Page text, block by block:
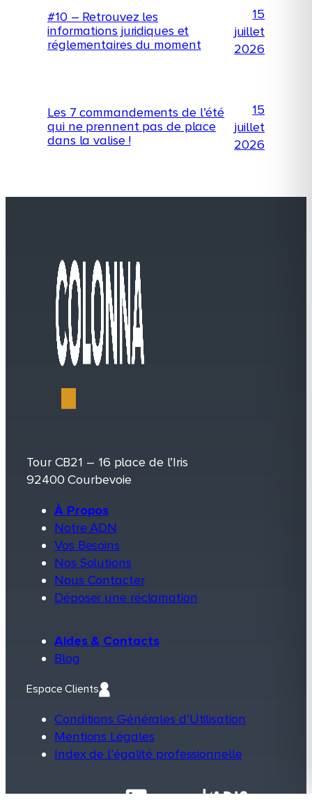
#10 – Retrouvez les
informations juridiques et
réglementaires du moment
15
juillet
2026
Les 7 commandements de l’été
qui ne prennent pas de place
dans la valise !
15
juillet
2026
Tour CB21 – 16 place de l’Iris
92400 Courbevoie
À Propos
Notre ADN
Vos Besoins
Nos Solutions
Nous Contacter
Déposer une réclamation
Aides & Contacts
Blog
Espace Clients
Conditions Générales d’Utilisation
Mentions Légales
Index de l’égalité professionnelle